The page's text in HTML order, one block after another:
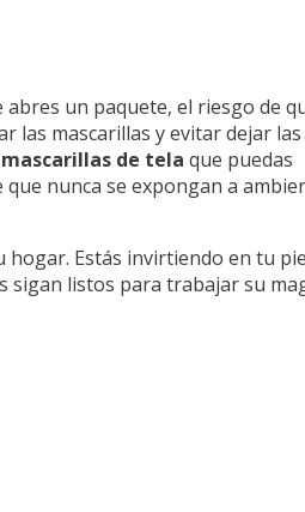
un paquete, el riesgo de
las mascarillas y evitar dejar las
mascarillas de tela que puedas
nunca se expongan a
hogar. Estás invirtiendo en tu
sigan listos para trabajar su